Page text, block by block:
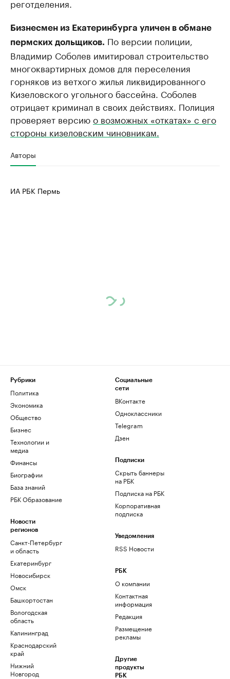
реготделения.
Бизнесмен из Екатеринбурга уличен в обмане
пермских дольщиков. По версии полиции,
Владимир Соболев имитировал строительство
многоквартирных домов для переселения
горняков из ветхого жилья ликвидированного
Кизеловского угольного бассейна. Соболев
отрицает криминал в своих действиях. Полиция
проверяет версиюо возможных «откатах» с его
стороны кизеловским чиновникам.
Авторы
ИА РБК Пермь
Рубрики
Политика
Экономика
Общество
Бизнес
Технологии и
медиа
Финансы
Биографии
База знаний
РБК Образование
Новости
регионов
Санкт-Петербург
и область
Екатеринбург
Новосибирск
Омск
Башкортостан
Вологодская
область
Калининград
Краснодарский
край
Нижний
Новгород
Социальные
сети
ВКонтакте
Одноклассники
Telegram
Дзен
Подписки
Скрыть баннеры
на РБК
Подписка на РБК
Корпоративная
подписка
Уведомления
RSS Новости
РБК
О компании
Контактная
информация
Редакция
Размещение
рекламы
Другие
продукты
РБК